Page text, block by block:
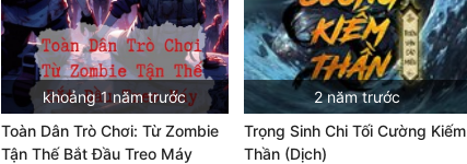
khoảng 1 năm trước
Toàn Dân Trò Chơi: Từ Zombie
Tận Thế Bắt Đầu Treo Máy
2 năm trước
Trọng Sinh Chi Tối Cường Kiếm
Thần (Dịch)